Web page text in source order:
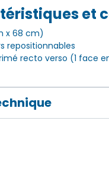
et
x 68 cm)
repositionnables
recto verso (1 face